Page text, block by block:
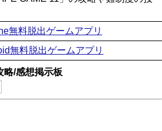
無料脱出ゲームアプリ
無料脱出ゲームアプリ
略/感想掲示板